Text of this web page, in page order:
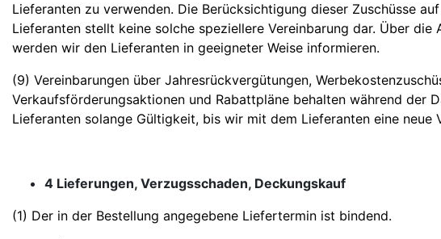
Lieferanten zu verwenden. Die Berücksichtigung dieser Zuschüsse
Lieferanten stellt keine solche speziellere Vereinbarung dar. Über
werden wir den Lieferanten in geeigneter Weise informieren.
(9) Vereinbarungen über Jahresrückvergütungen,
Verkaufsförderungsaktionen und Rabattpläne behalten während der
Lieferanten solange Gültigkeit, bis wir mit dem Lieferanten eine neue
4 Lieferungen, Verzugsschaden, Deckungskauf
(1) Der in der Bestellung angegebene Liefertermin ist bindend.